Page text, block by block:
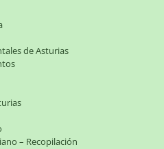
de Asturias
– Recopilación